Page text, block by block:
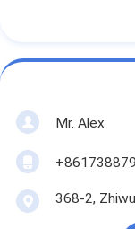
Mr. Alex
368-2,